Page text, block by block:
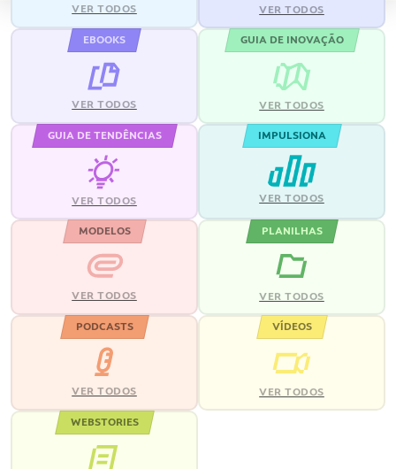
VER TODOS VER TODOS
EBOOKS
VER TODOS
GUIA DE INOVAÇÃO
VER TODOS
GUIA DE TENDÊNCIAS
VER TODOS
IMPULSIONA
VER TODOS
MODELOS
VER TODOS
PLANILHAS
VER TODOS
PODCASTS
VER TODOS
VÍDEOS
VER TODOS
WEBSTORIES